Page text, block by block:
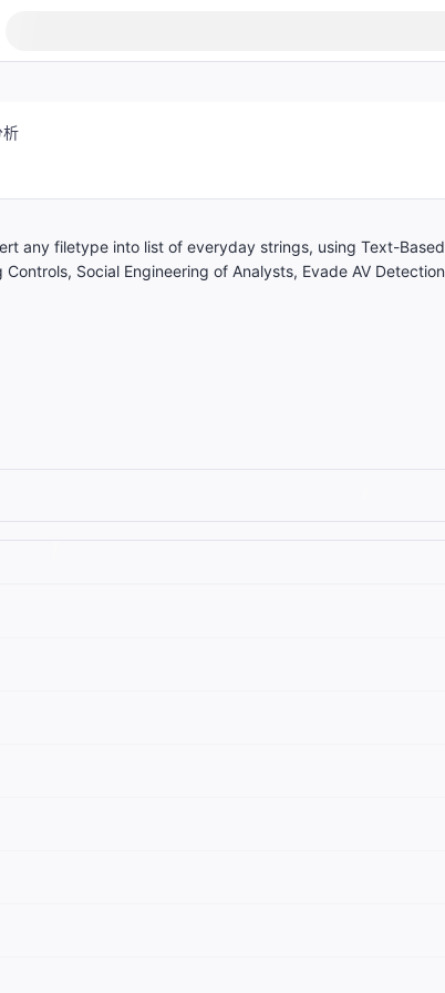
析
any filetype into list of everyday strings, using Text-Based
Social Engineering of Analysts, Evade AV Detection